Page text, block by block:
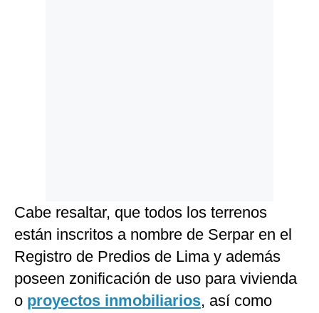
Cabe resaltar, que todos los terrenos
están inscritos a nombre de Serpar en el
Registro de Predios de Lima y además
poseen zonificación de uso para vivienda
o proyectos inmobiliarios, así como